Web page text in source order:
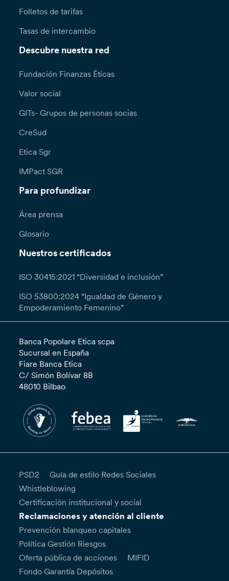
Folletos de tarifas
Tasas de intercambio
Descubre nuestra red
Fundación Finanzas Éticas
Valor social
GITs- Grupos de personas socias
CreSud
Etica Sgr
IMPact SGR
Para profundizar
Área prensa
Glosario
Nuestros certificados
ISO 30415:2021 “Diversidad e inclusión”
ISO 53800:2024 “Igualdad de Género y
Empoderamiento Femenino”
Banca Popolare Etica scpa
Sucursal en España
Fiare Banca Etica
C/ Simón Bolívar 8B
48010 Bilbao
PSD2
Guía de estilo Redes Sociales
Whistleblowing
Certificación institucional y social
Reclamaciones y atención al cliente
Prevención blanqueo capitales
Política Gestión Riesgos
Oferta pública de acciones
MIFID
Fondo Garantía Depósitos